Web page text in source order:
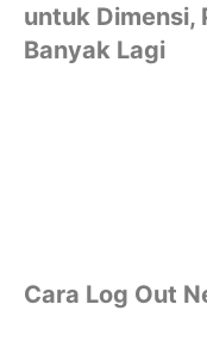
untuk Dimensi,
Banyak Lagi
Cara Log Out